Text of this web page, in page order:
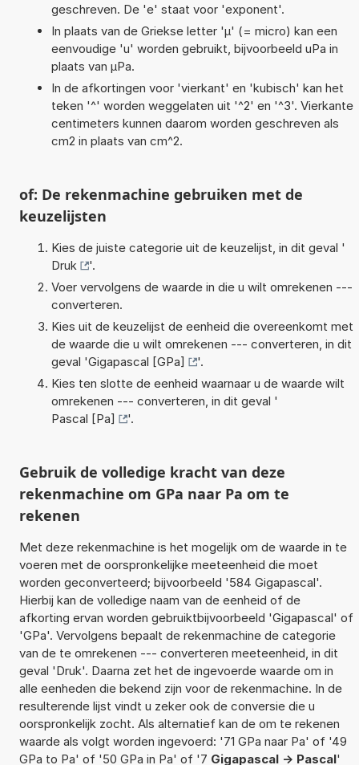
geschreven. De 'e' staat voor 'exponent'.
In plaats van de Griekse letter 'µ' (= micro) kan een
eenvoudige 'u' worden gebruikt, bijvoorbeeld uPa in
plaats van µPa.
In de afkortingen voor 'vierkant' en 'kubisch' kan het
teken '^' worden weggelaten uit '^2' en '^3'. Vierkante
centimeters kunnen daarom worden geschreven als
cm2 in plaats van cm^2.
of: De rekenmachine gebruiken met de
keuzelijsten
Kies de juiste categorie uit de keuzelijst, in dit geval '
Druk
'.
Voer vervolgens de waarde in die u wilt omrekenen ---
converteren.
Kies uit de keuzelijst de eenheid die overeenkomt met
de waarde die u wilt omrekenen --- converteren, in dit
geval 'Gigapascal [GPa]
'.
Kies ten slotte de eenheid waarnaar u de waarde wilt
omrekenen --- converteren, in dit geval '
Pascal [Pa]
'.
Gebruik de volledige kracht van deze
rekenmachine om GPa naar Pa om te
rekenen
Met deze rekenmachine is het mogelijk om de waarde in te
voeren met de oorspronkelijke meeteenheid die moet
worden geconverteerd; bijvoorbeeld '584 Gigapascal'.
Hierbij kan de volledige naam van de eenheid of de
afkorting ervan worden gebruiktbijvoorbeeld 'Gigapascal' of
'GPa'. Vervolgens bepaalt de rekenmachine de categorie
van de te omrekenen --- converteren meeteenheid, in dit
geval 'Druk'. Daarna zet het de ingevoerde waarde om in
alle eenheden die bekend zijn voor de rekenmachine. In de
resulterende lijst vindt u zeker ook de conversie die u
oorspronkelijk zocht. Als alternatief kan de om te rekenen
waarde als volgt worden ingevoerd: '71 GPa naar Pa' of '49
GPa to Pa' of '50 GPa in Pa' of '7 Gigapascal -> Pascal'